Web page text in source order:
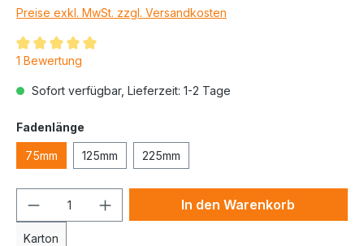
Preise exkl. MwSt. zzgl. Versandkosten
1 Bewertung
Sofort verfügbar, Lieferzeit: 1-2 Tage
Fadenlänge
75mm 125mm 225mm
Karton
In den Warenkorb